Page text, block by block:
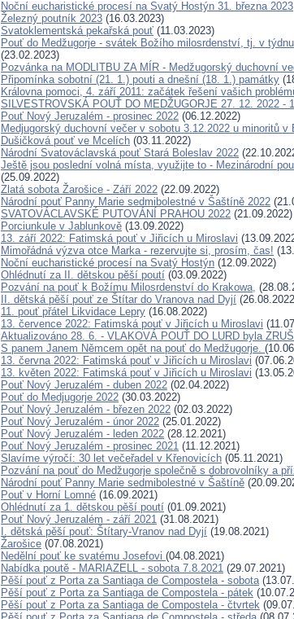
Noční eucharistické procesí na Svatý Hostýn 31. března 2023
Železný poutník 2023 (16.03.2023)
Svatoklementská pekařská pouť (11.03.2023)
Pouť do Medžugorje - svátek Božího milosrdenství, tj. v
(23.02.2023)
Pozvánka na MODLITBU ZA MÍR - Medžugorský duchovní
Připomínka sobotní (21. 1.) pouti a dnešní (18. 1.) památky
Královna pomoci, 4. září 2011: začátek řešení vašich
SILVESTROVSKÁ POUŤ DO MEDŽUGORJE 27. 12. 2022 -
Pouť Nový Jeruzalém - prosinec 2022 (06.12.2022)
Medjugorský duchovní večer v sobotu 3.12.2022 u minoritů v
Dušičková pouť ve Mcelích (03.11.2022)
Národní Svatováclavská pouť Stará Boleslav 2022
Ještě jsou poslední volná místa, využijte to - Mezinárodní
(25.09.2022)
Zlatá sobota Žarošice - Září 2022 (22.09.2022)
Národní pouť Panny Marie sedmibolestné v Šaštíně 2022
SVATOVÁCLAVSKÉ PUTOVÁNÍ PRAHOU 2022 (21.09.2022)
Porciunkule v Jablunkově (13.09.2022)
13. září 2022: Fatimská pouť v Jiřicích u Miroslavi
Mimořádná výzva otce Marka - rezervujte si, prosím, čas!
Noční eucharistické procesí na Svatý Hostýn (12.09.2022)
Ohlédnutí za II. dětskou pěší poutí (03.09.2022)
Pozvání na pouť k Božímu Milosrdenství do Krakowa,
II. dětská pěší pouť ze Štítar do Vranova nad Dyjí
11. pouť přátel Likvidace Lepry (16.08.2022)
13. července 2022: Fatimská pouť v Jiřicích u Miroslavi
Aktualizováno 28. 6. - VLAKOVÁ POUŤ DO LURD byla
S panem Janem Němcem opět na pouť do Medžugorje.
13. června 2022: Fatimská pouť v Jiřicích u Miroslavi
13. květen 2022: Fatimská pouť v Jiřicích u Miroslavi
Pouť Nový Jeruzalém - duben 2022 (02.04.2022)
Pouť do Medjugorje 2022 (30.03.2022)
Pouť Nový Jeruzalém - březen 2022 (02.03.2022)
Pouť Nový Jeruzalém - únor 2022 (25.01.2022)
Pouť Nový Jeruzalém - leden 2022 (28.12.2021)
Pouť Nový Jeruzalém - prosinec 2021 (11.12.2021)
Slavíme výročí: 30 let večeřadel v Křenovicích (05.11.2021)
Pozvání na pouť do Medžugorje společně s dobrovolníky a
Národní pouť Panny Marie sedmibolestné v Šaštíně
Pouť v Horní Lomné (16.09.2021)
Ohlédnutí za 1. dětskou pěší poutí (01.09.2021)
Pouť Nový Jeruzalém - září 2021 (31.08.2021)
I. dětská pěší pouť: Štítary-Vranov nad Dyjí (19.08.2021)
Žarošice (07.08.2021)
Nedělní pouť ke svatému Josefovi (04.08.2021)
Nabídka poutě - MARIAZELL - sobota 7.8.2021 (29.07.2021)
Pěší pouť z Porta za Santiaga de Compostela - sobota
Pěší pouť z Porta za Santiaga de Compostela - pátek
Pěší pouť z Porta za Santiaga de Compostela - čtvrtek